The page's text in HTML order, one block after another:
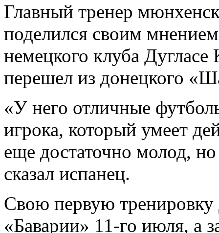
Главный тренер
поделился своим
немецкого клуба
перешел из донецкого
«У него отличные
игрока, который умеет
еще достаточно молод,
сказал испанец.
Свою первую тренировку
«Баварии» 11-го июля, а